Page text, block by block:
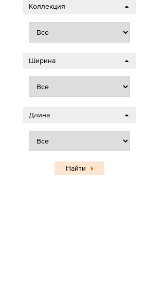
Коллекция
Ширина
Длина
Найти